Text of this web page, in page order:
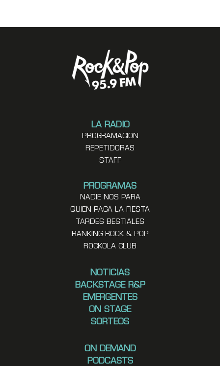
LA RADIO
PROGRAMACION
REPETIDORAS
STAFF
PROGRAMAS
NADIE NOS PARA
QUIEN PAGA LA FIESTA
TARDES BESTIALES
RANKING ROCK & POP
ROCKOLA CLUB
NOTICIAS
BACKSTAGE R&P
EMERGENTES
ON STAGE
SORTEOS
ON DEMAND
PODCASTS